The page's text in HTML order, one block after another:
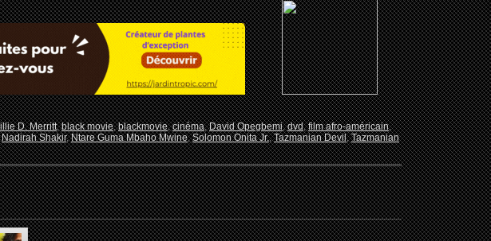
D. Merritt,black movie,blackmovie,cinéma,David Opegbemi,dvd,film afro-américain,
Nadirah Shakir,Ntare Guma Mbaho Mwine,Solomon Onita Jr.,Tazmanian Devil,Tazmanian